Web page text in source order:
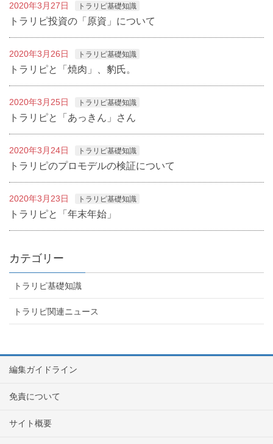
2020年3月27日 トラリピ基礎知識
トラリピ投資の「原資」について
2020年3月26日 トラリピ基礎知識
トラリピと「焼肉」、豹氏。
2020年3月25日 トラリピ基礎知識
トラリピと「あっきん」さん
2020年3月24日 トラリピ基礎知識
トラリピのプロモデルの検証について
2020年3月23日 トラリピ基礎知識
トラリピと「年末年始」
カテゴリー
トラリピ基礎知識
トラリピ関連ニュース
編集ガイドライン
免責について
サイト概要